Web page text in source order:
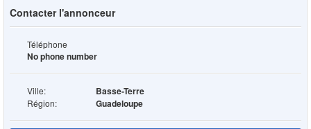
Contacter l'annonceur
Téléphone
No phone number
Ville: Basse-Terre
Région: Guadeloupe